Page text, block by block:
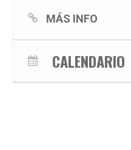
MÁS INFO
CALENDARIO